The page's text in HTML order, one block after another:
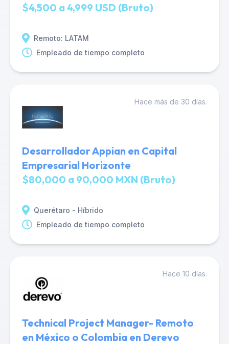
$4,500 a 4,999 USD (Bruto)
Remoto: LATAM
Empleado de tiempo completo
Hace más de 30 días.
Desarrollador Appian en Capital
Empresarial Horizonte
$80,000 a 90,000 MXN (Bruto)
Querétaro - Híbrido
Empleado de tiempo completo
Hace 10 días.
Technical Project Manager- Remoto
en México o Colombia en Derevo